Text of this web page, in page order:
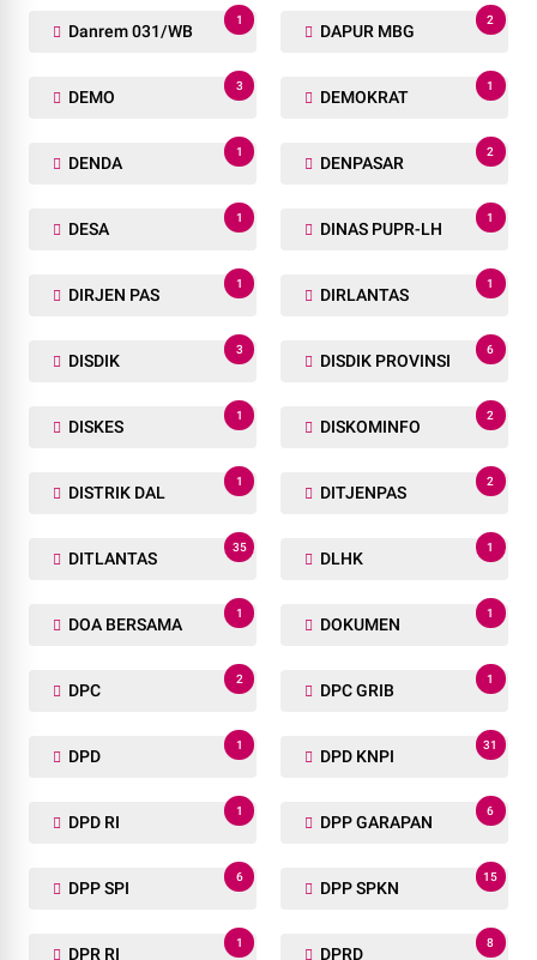
Danrem 031/WB
1
DAPUR MBG
2
DEMO
3
DEMOKRAT
1
DENDA
1
DENPASAR
2
DESA
1
DINAS PUPR-LH
1
DIRJEN PAS
1
DIRLANTAS
1
DISDIK
3
DISDIK PROVINSI
6
DISKES
1
DISKOMINFO
2
DISTRIK DAL
1
DITJENPAS
2
DITLANTAS
35
DLHK
1
DOA BERSAMA
1
DOKUMEN
1
DPC
2
DPC GRIB
1
DPD
1
DPD KNPI
31
DPD RI
1
DPP GARAPAN
6
DPP SPI
6
DPP SPKN
15
DPR RI
1
DPRD
8